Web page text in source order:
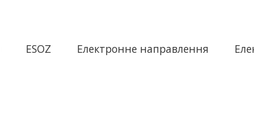
ESOZ Електронне направлення